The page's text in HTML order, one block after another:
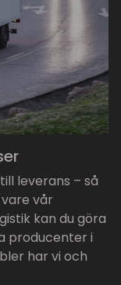
leverans – så
vår
kan du göra
producenter i
har vi och